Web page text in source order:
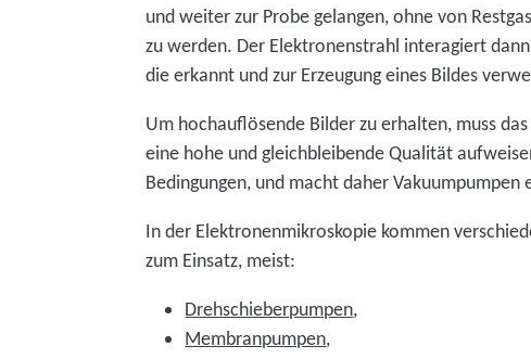
und weiter zur Probe gelangen, ohne von
zu werden. Der Elektronenstrahl interagiert
die erkannt und zur Erzeugung eines Bildes
Um hochauflösende Bilder zu erhalten, muss
eine hohe und gleichbleibende Qualität
Bedingungen, und macht daher Vakuumpumpen
In der Elektronenmikroskopie kommen
zum Einsatz, meist:
Drehschieberpumpen,
Membranpumpen,